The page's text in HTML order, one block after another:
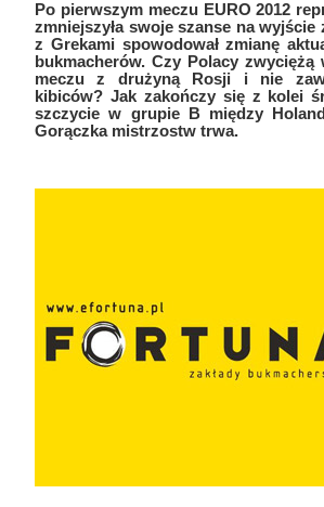
Po pierwszym meczu EURO 2012
zmniejszyła swoje szanse na wyjście
z Grekami spowodował zmianę
bukmacherów. Czy Polacy
meczu z drużyną Rosji i nie
kibiców? Jak zakończy się z kolei
szczycie w grupie B między
Gorączka mistrzostw trwa.